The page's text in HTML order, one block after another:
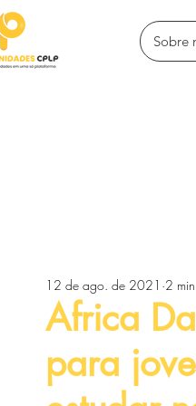
Sobre
Competições e premiações
Empreendedorismo e
Africa
para
12 de ago. de 2021 2